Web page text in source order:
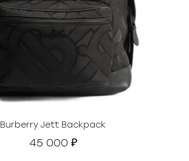
Burberry Jett Backpack
45 000 ₽